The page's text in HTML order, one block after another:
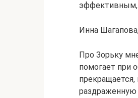
эффективным,
Инна
Про Зорьку
помогает при
раздраженную